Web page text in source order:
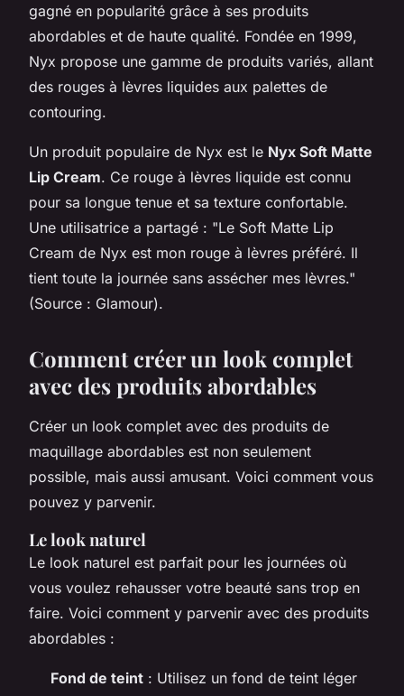
gagné en popularité grâce à ses produits
abordables et de haute qualité. Fondée en 1999,
Nyx propose une gamme de produits variés, allant
des rouges à lèvres liquides aux palettes de
contouring.
Un produit populaire de Nyx est le Nyx Soft Matte
Lip Cream. Ce rouge à lèvres liquide est connu
pour sa longue tenue et sa texture confortable.
Une utilisatrice a partagé : "Le Soft Matte Lip
Cream de Nyx est mon rouge à lèvres préféré. Il
tient toute la journée sans assécher mes lèvres."
(Source : Glamour).
Comment créer un look complet
avec des produits abordables
Créer un look complet avec des produits de
maquillage abordables est non seulement
possible, mais aussi amusant. Voici comment vous
pouvez y parvenir.
Le look naturel
Le look naturel est parfait pour les journées où
vous voulez rehausser votre beauté sans trop en
faire. Voici comment y parvenir avec des produits
abordables :
Fond de teint : Utilisez un fond de teint léger